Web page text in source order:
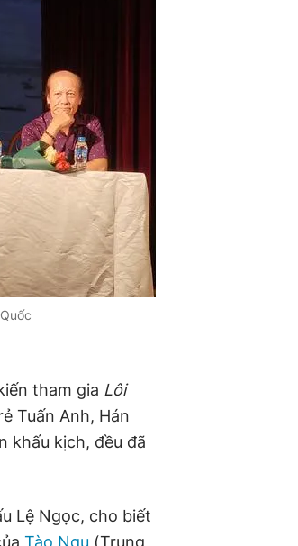
tham gia Lôi
Tuấn Anh, Hán
khấu kịch, đều đã
Lệ Ngọc, cho biết
Tào Ngu (Trung